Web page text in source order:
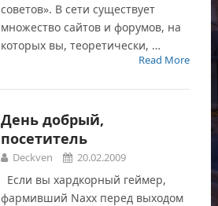
советов». В сети существует
множество сайтов и форумов, на
которых вы, теоретически, …
Read More
День добрый,
посетитель
Deckven 20.02.2009
Если вы хардкорный геймер,
фармивший Naxx перед выходом